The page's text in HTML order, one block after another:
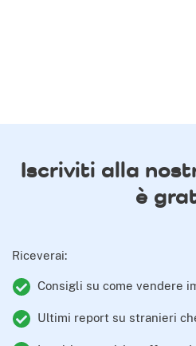
Iscriviti alla
è
Riceverai:
Consigli su come vendere
Ultimi report su stranieri